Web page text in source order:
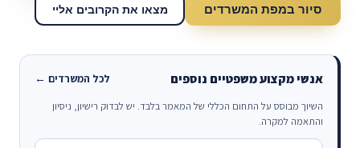
סיור במפת המשרדים מצאו את הקרובים אליי
אנשי מקצוע משפטיים נוספים לכל המשרדים ←
השיוך מבוסס על התחום הכללי של המאמר בלבד. יש לבדוק רישיון, ניסיון
והתאמה למקרה.